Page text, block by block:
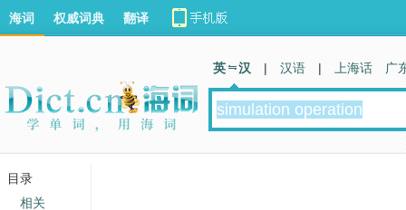
海词 权威词典 翻译
英 汉 | 汉语 | 上海话 广
目录
相关